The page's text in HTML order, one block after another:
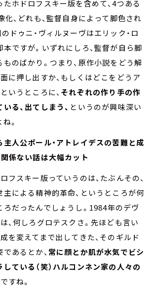
ホドロフスキー版を含めて、4つある
化、どれも、監督自身によって脚色され
ドゥニ・ヴィルヌーヴはエリック・ロ
ですが。いずれにしろ、監督が自ら脚
のばかり。つまり、原作小説をどう解
に押し出すか、もしくはどこをどうア
いうところに、 それぞれの作り手の作
る、出てしまう、 というのが興味深い
。
人公ポール・アトレイデスの苦難と成
係ない話は大幅カット
フスキー版っていうのは、たぶんその、
による精神的革命、というところが何
ろだったんでしょうし。1984年のデヴ
、何しろグロテスクさ。先ほども言い
を変えてまで出してきた、そのギルド
あるとか、 常に顔とか肌が水気でビシ
ている（笑）ハルコンネン家の人々の
すね。